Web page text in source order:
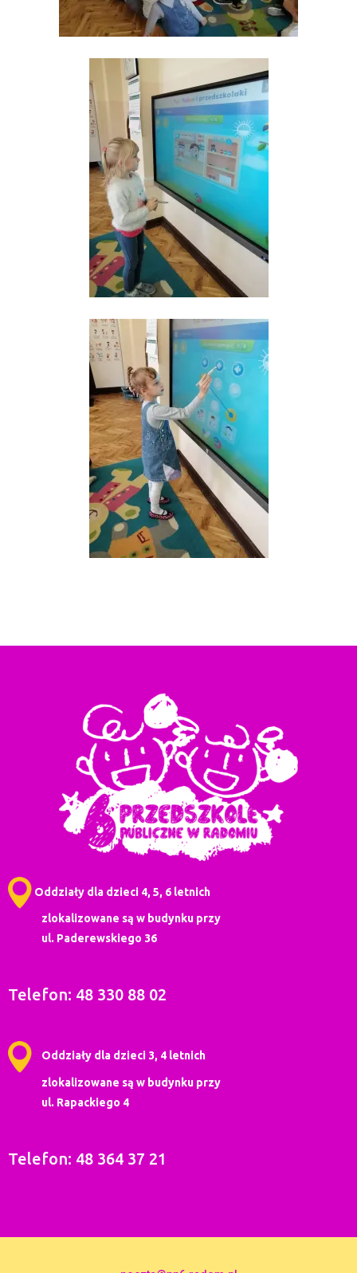
Oddziały dla dzieci 4, 5, 6 letnich
zlokalizowane są w budynku przy
ul. Paderewskiego 36
Telefon: 48 330 88 02
Oddziały dla dzieci 3, 4 letnich
zlokalizowane są w budynku przy
ul. Rapackiego 4
Telefon: 48 364 37 21